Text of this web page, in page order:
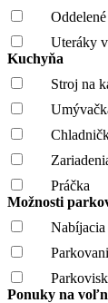
Uteráky
Kuchyňa
Stroj na
Práčka
Možnosti
Nabíjacia
Ponuky na